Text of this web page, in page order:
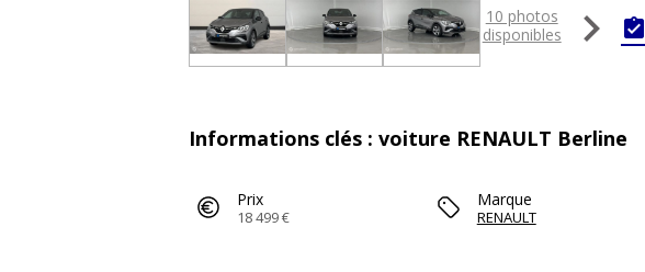
10 photos
disponibles
 
Informations clés : voiture RENAULT Berline
Prix
18 499 €
Marque
RENAULT